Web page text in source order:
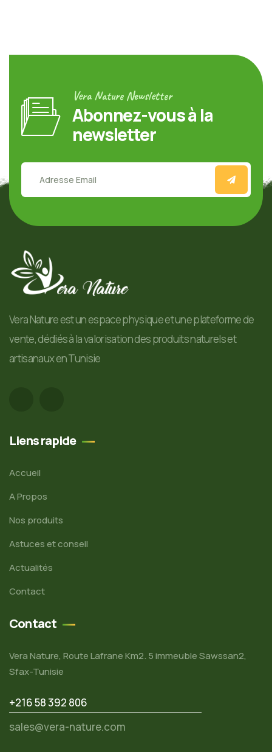
Vera Nature Newsletter
Abonnez-vous à la
newsletter
Vera Nature est un espace physique et une plateforme de
vente, dédiés à la valorisation des produits naturels et
artisanaux en Tunisie
Liens rapide
Accueil
A Propos
Nos produits
Astuces et conseil
Actualités
Contact
Contact
Vera Nature, Route Lafrane Km2. 5 immeuble Sawssan2,
Sfax-Tunisie
+216 58 392 806
sales@vera-nature.com